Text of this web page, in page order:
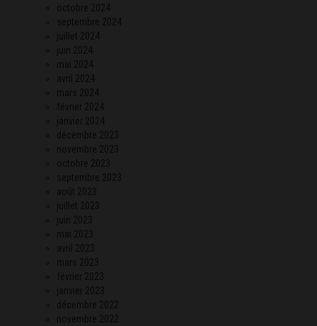
octobre 2024
septembre 2024
juillet 2024
juin 2024
mai 2024
avril 2024
mars 2024
février 2024
janvier 2024
décembre 2023
novembre 2023
octobre 2023
septembre 2023
août 2023
juillet 2023
juin 2023
mai 2023
avril 2023
mars 2023
février 2023
janvier 2023
décembre 2022
novembre 2022